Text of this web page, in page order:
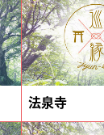
法泉寺